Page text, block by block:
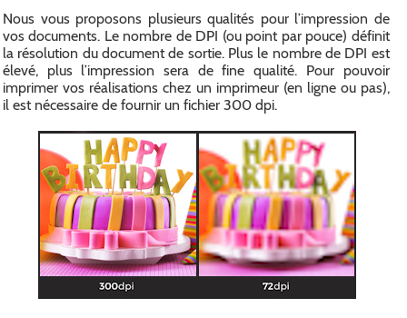
Nous vous proposons plusieurs qualités pour l’impression de
vos documents. Le nombre de DPI (ou point par pouce) définit
la résolution du document de sortie. Plus le nombre de DPI est
élevé, plus l’impression sera de fine qualité. Pour pouvoir
imprimer vos réalisations chez un imprimeur (en ligne ou pas),
il est nécessaire de fournir un fichier 300 dpi.